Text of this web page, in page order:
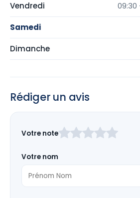
Vendredi 09:30
Samedi
Dimanche
Rédiger un avis
ce
vide
Votre note
Votre nom